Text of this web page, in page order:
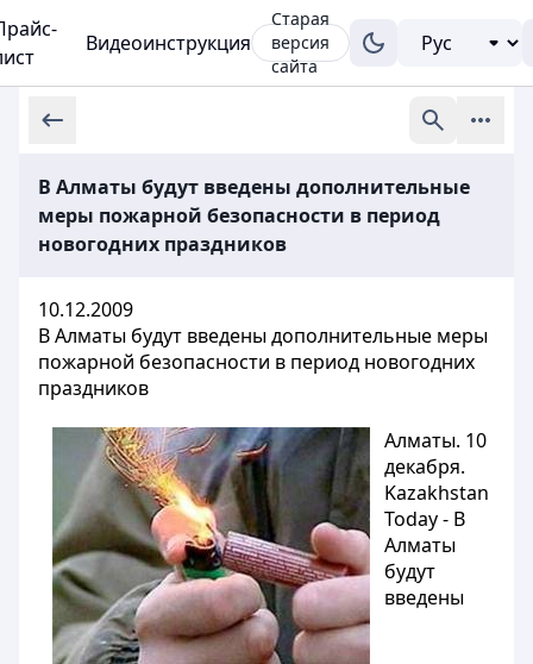
Видеоинструкция
Старая
версия
сайта
В Алматы будут введены дополнительные
меры пожарной безопасности в период
новогодних праздников
10.12.2009
В Алматы будут введены дополнительные меры
пожарной безопасности в период новогодних
праздников
Алматы. 10
декабря.
Kazakhstan
Today - В
Алматы
будут
введены